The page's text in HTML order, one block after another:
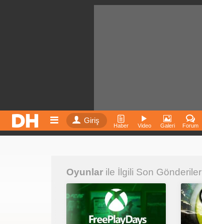
Giriş
Haber Video Galeri Forum
Oyunlar ile İlgili Son Gönderiler